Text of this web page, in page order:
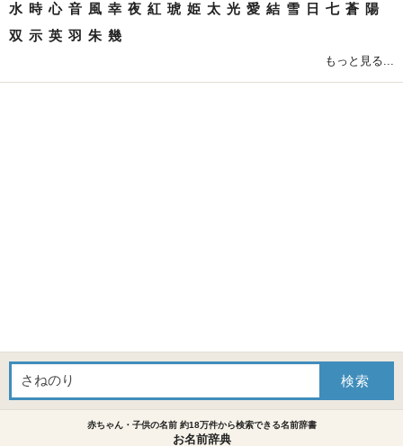
水 時 心 音 風 幸 夜 紅 琥 姫 太 光 愛 結 雪 日 七 蒼 陽
双 示 英 羽 朱 幾
もっと見る...
赤ちゃん・子供の名前 約18万件から検索できる名前辞書
お名前辞典